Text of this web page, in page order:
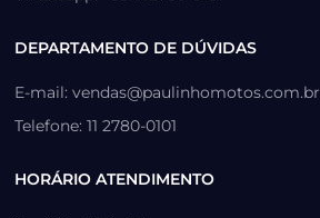
DEPARTAMENTO DE DÚVIDAS
E-mail: vendas@paulinhomotos.com.br
Telefone: 11 2780-0101
HORÁRIO ATENDIMENTO